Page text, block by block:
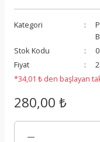
Kategori
Stok Kodu
Fiyat
*34,01 ₺ den başlayan
280,00 ₺